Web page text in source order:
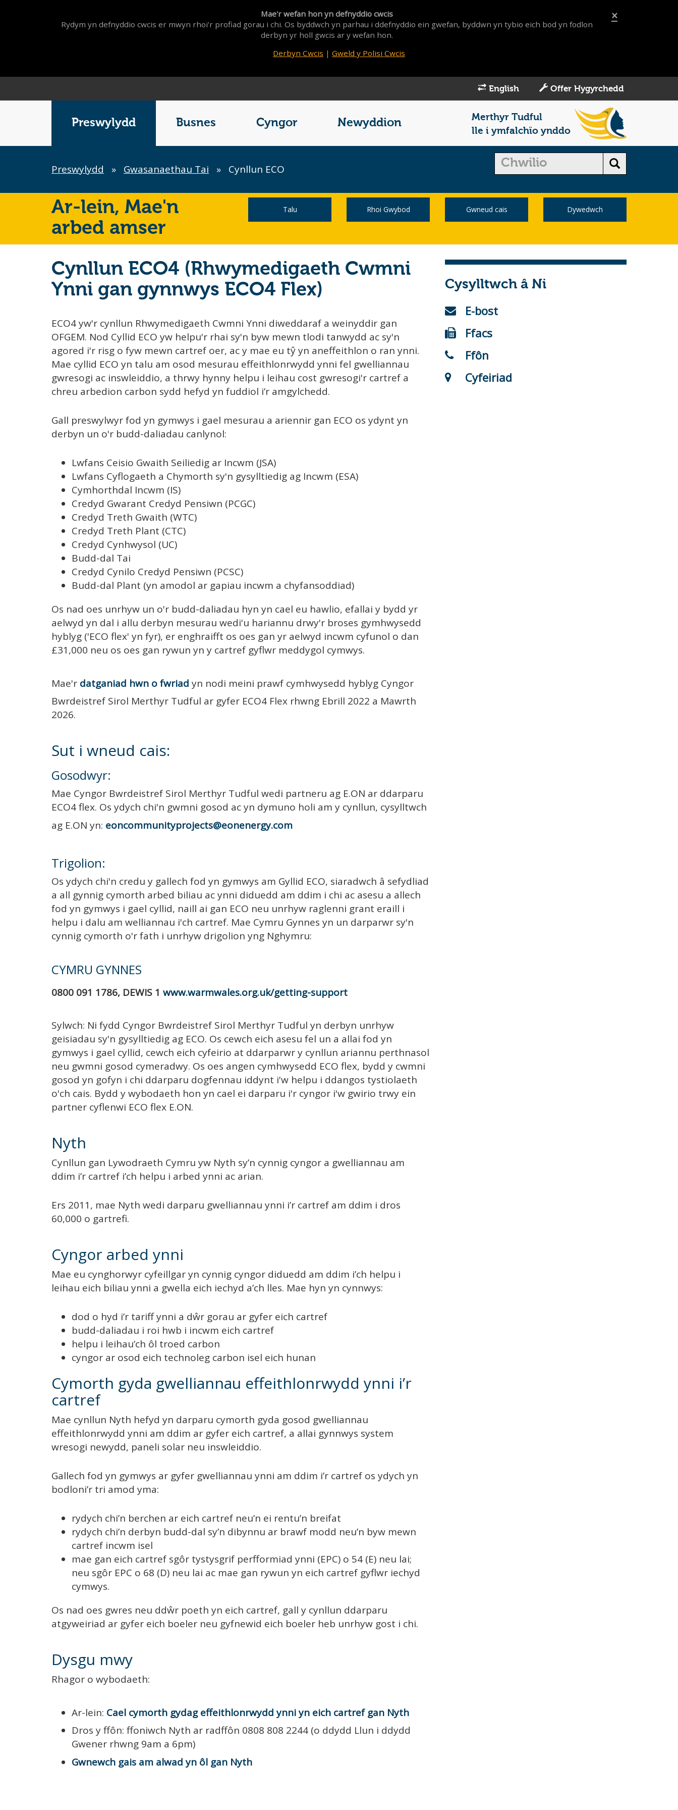
×
Mae'r wefan hon yn defnyddio cwcis
Rydym yn defnyddio cwcis er mwyn rhoi'r profiad gorau i chi. Os byddwch yn parhau i ddefnyddio ein gwefan, byddwn yn tybio eich bod yn fodlon
derbyn yr holl gwcis ar y wefan hon.
Derbyn Cwcis | Gweld y Polisi Cwcis
English Offer Hygyrchedd
Preswylydd Busnes Cyngor Newyddion
Merthyr Tudful
lle i ymfalchïo ynddo
Breadcrumb
Preswylydd » Gwasanaethau Tai » Cynllun ECO
Ar-lein, Mae'n
arbed amser
Talu Rhoi Gwybod Gwneud cais Dywedwch
Cynllun ECO4 (Rhwymedigaeth Cwmni
Ynni gan gynnwys ECO4 Flex)
ECO4 yw'r cynllun Rhwymedigaeth Cwmni Ynni diweddaraf a weinyddir gan
OFGEM. Nod Cyllid ECO yw helpu'r rhai sy'n byw mewn tlodi tanwydd ac sy'n
agored i'r risg o fyw mewn cartref oer, ac y mae eu tŷ yn aneffeithlon o ran ynni.
Mae cyllid ECO yn talu am osod mesurau effeithlonrwydd ynni fel gwelliannau
gwresogi ac inswleiddio, a thrwy hynny helpu i leihau cost gwresogi'r cartref a
chreu arbedion carbon sydd hefyd yn fuddiol i’r amgylchedd.
Gall preswylwyr fod yn gymwys i gael mesurau a ariennir gan ECO os ydynt yn
derbyn un o'r budd-daliadau canlynol:
Lwfans Ceisio Gwaith Seiliedig ar Incwm (JSA)
Lwfans Cyflogaeth a Chymorth sy'n gysylltiedig ag Incwm (ESA)
Cymhorthdal Incwm (IS)
Credyd Gwarant Credyd Pensiwn (PCGC)
Credyd Treth Gwaith (WTC)
Credyd Treth Plant (CTC)
Credyd Cynhwysol (UC)
Budd-dal Tai
Credyd Cynilo Credyd Pensiwn (PCSC)
Budd-dal Plant (yn amodol ar gapiau incwm a chyfansoddiad)
Os nad oes unrhyw un o'r budd-daliadau hyn yn cael eu hawlio, efallai y bydd yr
aelwyd yn dal i allu derbyn mesurau wedi'u hariannu drwy'r broses gymhwysedd
hyblyg ('ECO flex' yn fyr), er enghraifft os oes gan yr aelwyd incwm cyfunol o dan
£31,000 neu os oes gan rywun yn y cartref gyflwr meddygol cymwys.
Mae'r datganiad hwn o fwriad yn nodi meini prawf cymhwysedd hyblyg Cyngor
Bwrdeistref Sirol Merthyr Tudful ar gyfer ECO4 Flex rhwng Ebrill 2022 a Mawrth
2026.
Sut i wneud cais:
Gosodwyr:
Mae Cyngor Bwrdeistref Sirol Merthyr Tudful wedi partneru ag E.ON ar ddarparu
ECO4 flex. Os ydych chi'n gwmni gosod ac yn dymuno holi am y cynllun, cysylltwch
ag E.ON yn: eoncommunityprojects@eonenergy.com
Trigolion:
Os ydych chi'n credu y gallech fod yn gymwys am Gyllid ECO, siaradwch â sefydliad
a all gynnig cymorth arbed biliau ac ynni diduedd am ddim i chi ac asesu a allech
fod yn gymwys i gael cyllid, naill ai gan ECO neu unrhyw raglenni grant eraill i
helpu i dalu am welliannau i'ch cartref. Mae Cymru Gynnes yn un darparwr sy'n
cynnig cymorth o'r fath i unrhyw drigolion yng Nghymru:
CYMRU GYNNES
0800 091 1786, DEWIS 1 www.warmwales.org.uk/getting-support
Sylwch: Ni fydd Cyngor Bwrdeistref Sirol Merthyr Tudful yn derbyn unrhyw
geisiadau sy'n gysylltiedig ag ECO. Os cewch eich asesu fel un a allai fod yn
gymwys i gael cyllid, cewch eich cyfeirio at ddarparwr y cynllun ariannu perthnasol
neu gwmni gosod cymeradwy. Os oes angen cymhwysedd ECO flex, bydd y cwmni
gosod yn gofyn i chi ddarparu dogfennau iddynt i'w helpu i ddangos tystiolaeth
o'ch cais. Bydd y wybodaeth hon yn cael ei darparu i'r cyngor i'w gwirio trwy ein
partner cyflenwi ECO flex E.ON.
Nyth
Cynllun gan Lywodraeth Cymru yw Nyth sy’n cynnig cyngor a gwelliannau am
ddim i’r cartref i’ch helpu i arbed ynni ac arian.
Ers 2011, mae Nyth wedi darparu gwelliannau ynni i’r cartref am ddim i dros
60,000 o gartrefi.
Cyngor arbed ynni
Mae eu cynghorwyr cyfeillgar yn cynnig cyngor diduedd am ddim i’ch helpu i
leihau eich biliau ynni a gwella eich iechyd a’ch lles. Mae hyn yn cynnwys:
dod o hyd i’r tariff ynni a dŵr gorau ar gyfer eich cartref
budd-daliadau i roi hwb i incwm eich cartref
helpu i leihau’ch ôl troed carbon
cyngor ar osod eich technoleg carbon isel eich hunan
Cymorth gyda gwelliannau effeithlonrwydd ynni i’r
cartref
Mae cynllun Nyth hefyd yn darparu cymorth gyda gosod gwelliannau
effeithlonrwydd ynni am ddim ar gyfer eich cartref, a allai gynnwys system
wresogi newydd, paneli solar neu inswleiddio.
Gallech fod yn gymwys ar gyfer gwelliannau ynni am ddim i’r cartref os ydych yn
bodloni’r tri amod yma:
rydych chi’n berchen ar eich cartref neu’n ei rentu’n breifat
rydych chi’n derbyn budd-dal sy’n dibynnu ar brawf modd neu’n byw mewn
cartref incwm isel
mae gan eich cartref sgôr tystysgrif perfformiad ynni (EPC) o 54 (E) neu lai;
neu sgôr EPC o 68 (D) neu lai ac mae gan rywun yn eich cartref gyflwr iechyd
cymwys.
Os nad oes gwres neu ddŵr poeth yn eich cartref, gall y cynllun ddarparu
atgyweiriad ar gyfer eich boeler neu gyfnewid eich boeler heb unrhyw gost i chi.
Dysgu mwy
Rhagor o wybodaeth:
Ar-lein: Cael cymorth gydag effeithlonrwydd ynni yn eich cartref gan Nyth
Dros y ffôn: ffoniwch Nyth ar radffôn 0808 808 2244 (o ddydd Llun i ddydd
Gwener rhwng 9am a 6pm)
Gwnewch gais am alwad yn ôl gan Nyth
Cysylltwch â Ni
E-bost
Ffacs
Ffôn
Cyfeiriad